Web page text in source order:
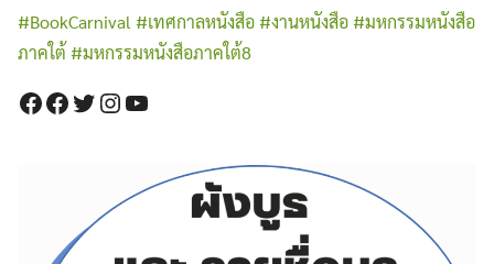
#BookCarnival #เทศกาลหนังสือ#งานหนังสือ#มหกรรมหนังสือ
ภาคใต้ #มหกรรมหนังสือภาคใต้8
Facebook
Facebook
Twitter
Instagram
YouTube